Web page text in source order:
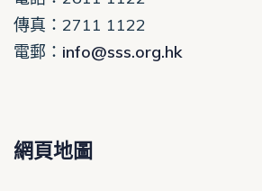
傳真：2711 1122
電郵 ： info@sss.org.hk
網頁地圖